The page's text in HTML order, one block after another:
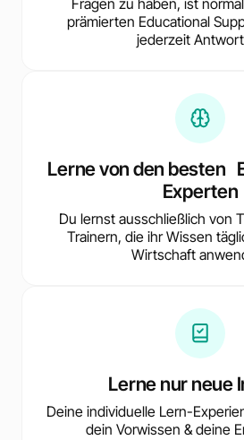
Fragen zu haben, ist
prämierten Educational
jederzeit
Lerne von den besten
Experten
Du lernst ausschließlich von
Trainern, die ihr Wissen
Wirtschaft
Lerne nur neue
Deine individuelle Lern-
dein Vorwissen & deine